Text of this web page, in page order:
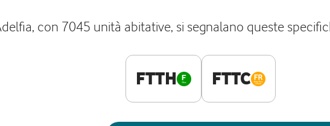
con 7045 unità abitative, si segnalano queste
FTTH FTTC